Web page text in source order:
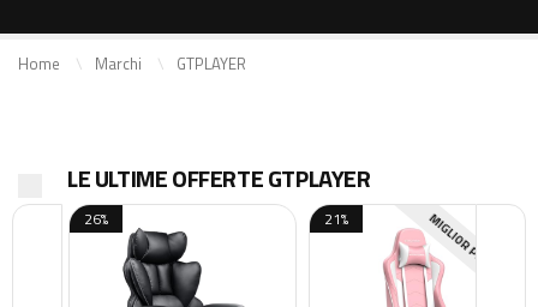
Home Marchi GTPLAYER
LE ULTIME OFFERTE GTPLAYER
26% 21% MIGLIOR PREZZO